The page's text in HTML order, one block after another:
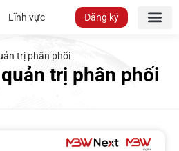
Lĩnh vực Đăng ký
trị phân phối
trị phân phối